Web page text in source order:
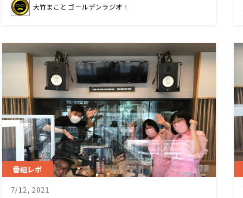
大竹まこと ゴールデンラジオ！
番組レポ
7/12, 2021